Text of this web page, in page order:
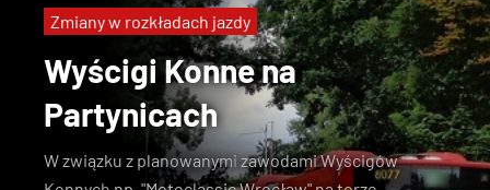
Wyścigi Konne na
Partynicach
W związku z planowanymizawodami Wyścigów
Zmiany w rozkładach jazdy